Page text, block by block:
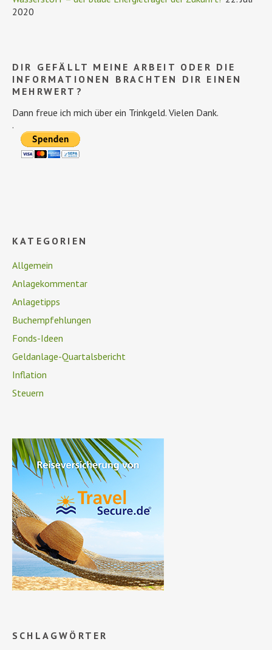
2020
DIR GEFÄLLT MEINE ARBEIT ODER DIE
INFORMATIONEN BRACHTEN DIR EINEN
MEHRWERT?
Dann freue ich mich über ein Trinkgeld. Vielen Dank.
.
KATEGORIEN
Allgemein
Anlagekommentar
Anlagetipps
Buchempfehlungen
Fonds-Ideen
Geldanlage-Quartalsbericht
Inflation
Steuern
SCHLAGWÖRTER